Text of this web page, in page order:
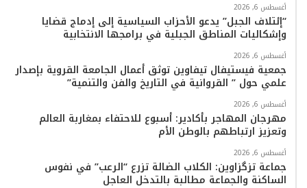
أغسطس 6, 2026
“إئتلاف الجبل” يدعو الأحزاب السياسية إلى إدماج قضايا
وإشكاليات المناطق الجبلية في برامجها الانتخابية
أغسطس 6, 2026
جمعية فيستيفال تيفاوين توثق أعمال الجامعة القروية بإصدار
علمي حول ” القروانية في التاريخ والفن والتنمية”
أغسطس 6, 2026
مهرجان المهاجر بأكادير: أسبوع للاحتفاء بمغاربة العالم
وتعزيز ارتباطهم بالوطن الأم
أغسطس 6, 2026
جماعة تزگزاوين: الكلاب الضالة تزرع “الرعب” في نفوس
الساكنة والجماعة مطالبة بالتدخل العاجل